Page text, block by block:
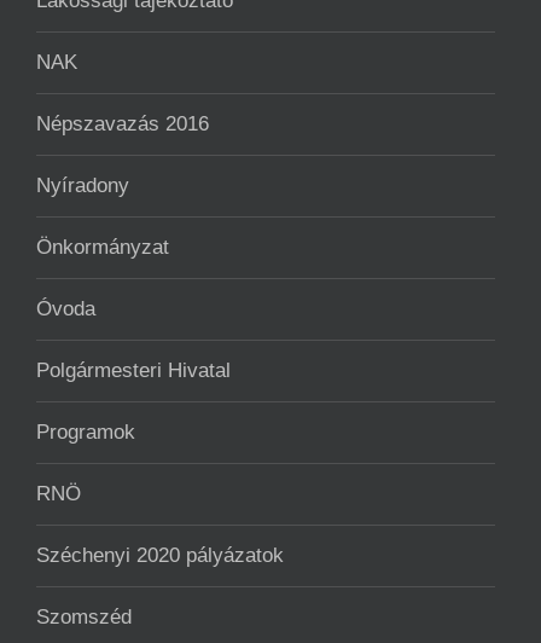
NAK
Népszavazás 2016
Nyíradony
Önkormányzat
Óvoda
Polgármesteri Hivatal
Programok
RNÖ
Széchenyi 2020 pályázatok
Szomszéd